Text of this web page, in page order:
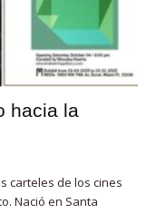
hacia la
carteles de los cines
Nació en Santa